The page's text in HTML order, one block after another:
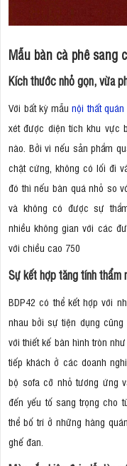
Mẫu bàn cà phê sang
Kích thước nhỏ gọn, vừa
Với bất kỳ mẫunội thất quán
xét được diện tích khu vực
nào. Bởi vì nếu sản phẩm
chật cứng, không có lối đi
đó thì nếu bàn quá nhỏ so
và không có được sự
nhiều không gian với các
với chiều cao 750
Sự kết hợp tăng tính thẩm
BDP42 có thể kết hợp với
nhau bởi sự tiện dụng
với thiết kế bàn hình tròn
tiếp khách ở các doanh
bộ sofa cỡ nhỏ tương ứng
đến yếu tố sang trọng cho
thể bố trí ở những hàng
ghế đan.